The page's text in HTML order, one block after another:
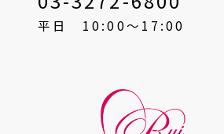
平日 10:00〜17:00